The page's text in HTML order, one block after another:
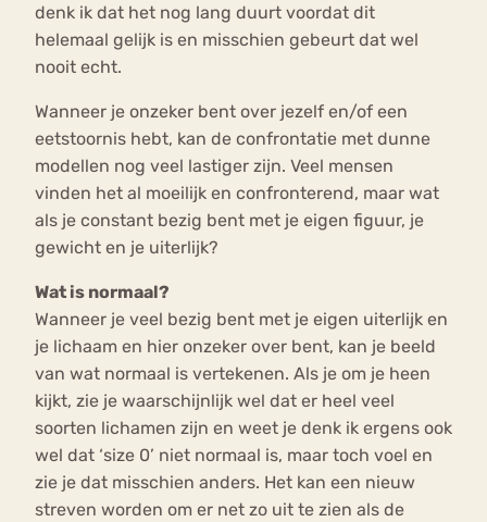
denk ik dat het nog lang duurt voordat dit
helemaal gelijk is en misschien gebeurt dat wel
nooit echt.
Wanneer je onzeker bent over jezelf en/of een
eetstoornis hebt, kan de confrontatie met dunne
modellen nog veel lastiger zijn. Veel mensen
vinden het al moeilijk en confronterend, maar wat
als je constant bezig bent met je eigen figuur, je
gewicht en je uiterlijk?
Wat is normaal?
Wanneer je veel bezig bent met je eigen uiterlijk en
je lichaam en hier onzeker over bent, kan je beeld
van wat normaal is vertekenen. Als je om je heen
kijkt, zie je waarschijnlijk wel dat er heel veel
soorten lichamen zijn en weet je denk ik ergens ook
wel dat ‘size 0’ niet normaal is, maar toch voel en
zie je dat misschien anders. Het kan een nieuw
streven worden om er net zo uit te zien als de